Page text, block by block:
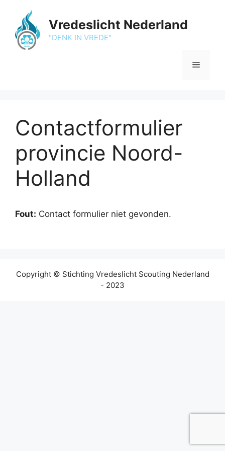
inhoud
Vredeslicht Nederland
"DENK IN VREDE"
Menu
Contactformulier
provincie Noord-
Holland
Fout: Contact formulier niet gevonden.
Copyright © Stichting Vredeslicht Scouting Nederland
- 2023